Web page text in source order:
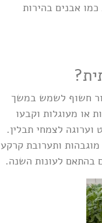
אבנים בהירות
חשוף לשמש במשך
או מעוגלות וקבעו
וערוגה לצמחי תבלין.
מוגבהות ותערובת קרקע
בהתאם לעונות השנה.